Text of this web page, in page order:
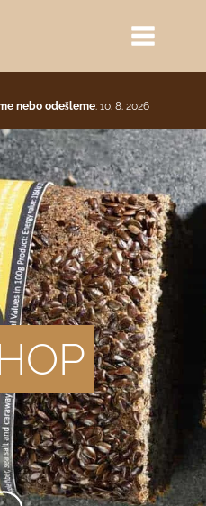
nebo odešleme: 10. 8. 2026